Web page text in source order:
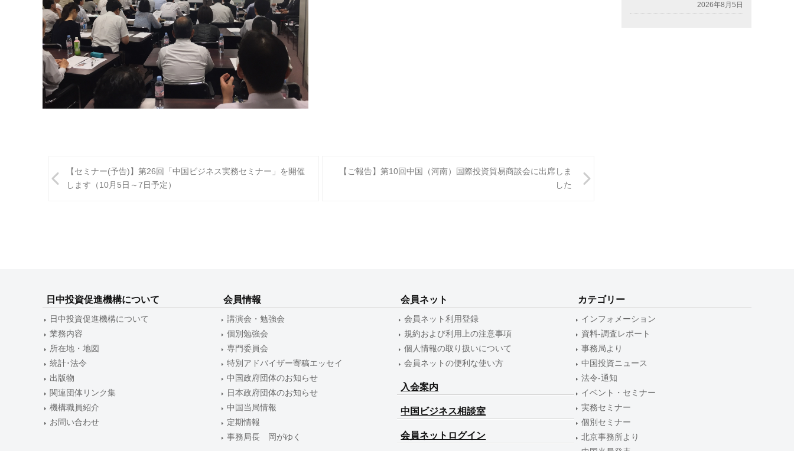
稿
シ
ョ
ン
【セミナー(予告)】第26回「中国ビジネス実務セミナー」を開催
します（10月5日～7日予定）
【ご報告】第10回中国（河南）国際投資貿易商談会に出席しま
した
2026年8月5日
日中投資促進機構について
日中投資促進機構について
業務内容
所在地・地図
統計･法令
出版物
関連団体リンク集
機構職員紹介
お問い合わせ
会員情報
講演会・勉強会
個別勉強会
専門委員会
特別アドバイザー寄稿エッセイ
中国政府団体のお知らせ
日本政府団体のお知らせ
中国当局情報
定期情報
事務局長 岡がゆく
会員ネット
会員ネット利用登録
規約および利用上の注意事項
個人情報の取り扱いについて
会員ネットの便利な使い方
入会案内
中国ビジネス相談室
会員ネットログイン
カテゴリー
インフォメーション
資料-調査レポート
事務局より
中国投資ニュース
法令-通知
イベント・セミナー
実務セミナー
個別セミナー
北京事務所より